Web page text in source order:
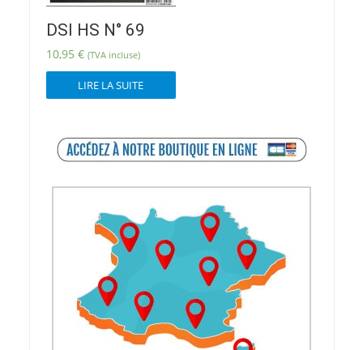
DSI HS N° 69
10,95 € (TVA incluse)
LIRE LA SUITE